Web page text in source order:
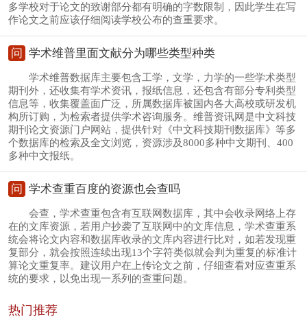
多学校对于论文的致谢部分都有明确的字数限制，因此学生在写
作论文之前应该仔细阅读学校公布的查重要求。
问 学术维普里面文献分为哪些类型种类
学术维普数据库主要包含工学，文学，力学的一些学术类型
期刊外，还收集有学术资讯，报纸信息，还包含有部分专利类型
信息等，收集覆盖面广泛，所属数据库被国内各大高校或研发机
构所订购，为检索者提供学术咨询服务。维普资讯网是中文科技
期刊论文资源门户网站，提供针对《中文科技期刊数据库》等多
个数据库的检索及全文浏览，资源涉及8000多种中文期刊、400
多种中文报纸。
问 学术查重百度的资源也会查吗
会查，学术查重包含有互联网数据库，其中会收录网络上存
在的文库资源，若用户抄袭了互联网中的文库信息，学术查重系
统会将论文内容和数据库收录的文库内容进行比对，如若发现重
复部分，就会按照连续出现13个字符类似就会判为重复的标准计
算论文重复率。建议用户在上传论文之前，仔细查看对应查重系
统的要求，以免出现一系列的查重问题。
热门推荐